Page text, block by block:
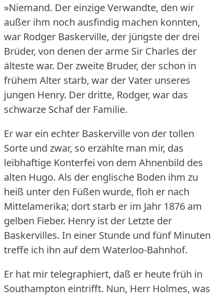
»Niemand. Der einzige Verwandte, den wir
außer ihm noch ausfindig machen konnten,
war Rodger Baskerville, der jüngste der drei
Brüder, von denen der arme Sir Charles der
älteste war. Der zweite Bruder, der schon in
frühem Alter starb, war der Vater unseres
jungen Henry. Der dritte, Rodger, war das
schwarze Schaf der Familie.
Er war ein echter Baskerville von der tollen
Sorte und zwar, so erzählte man mir, das
leibhaftige Konterfei von dem Ahnenbild des
alten Hugo. Als der englische Boden ihm zu
heiß unter den Füßen wurde, floh er nach
Mittelamerika; dort starb er im Jahr 1876 am
gelben Fieber. Henry ist der Letzte der
Baskervilles. In einer Stunde und fünf Minuten
treffe ich ihn auf dem Waterloo-Bahnhof.
Er hat mir telegraphiert, daß er heute früh in
Southampton eintrifft. Nun, Herr Holmes, was